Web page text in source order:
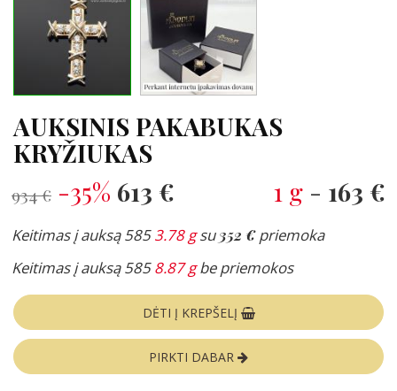
AUKSINIS PAKABUKAS
KRYŽIUKAS
934 € -35% 613 € 1 g - 163 €
Keitimas į auksą 5853.78 gsu352 €priemoka
Keitimas į auksą 5858.87 gbe priemokos
DĖTI Į KREPŠELĮ
PIRKTI DABAR